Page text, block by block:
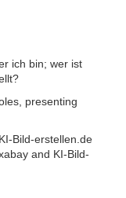
ich bin; wer ist
presenting
Bild-erstellen.de
and KI-Bild-